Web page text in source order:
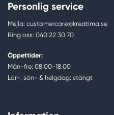
Personlig service
Mejla: customercare@kreatima.se
Ring oss: 040 22 30 70
Öppettider:
Mån-fre: 08.00-18.00
Lör-, sön- & helgdag: stängt